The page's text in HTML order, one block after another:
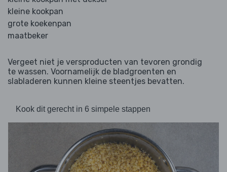
kleine kookpan
grote koekenpan
maatbeker
Vergeet niet je versproducten van tevoren grondig
te wassen. Voornamelijk de bladgroenten en
slabladeren kunnen kleine steentjes bevatten.
Kook dit gerecht in 6 simpele stappen